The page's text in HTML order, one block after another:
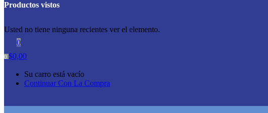
Productos vistos
Usted no tiene ninguna recientes ver el elemento.
0
0 $0,00
Su carro está vacío
Continuar Con La Compra